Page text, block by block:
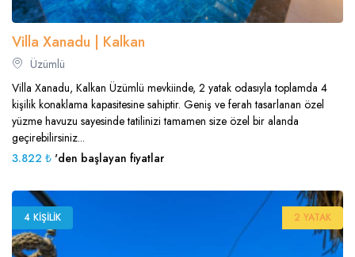
Villa Xanadu | Kalkan
Üzümlü
Villa Xanadu, Kalkan Üzümlü mevkiinde, 2 yatak odasıyla toplamda 4
kişilik konaklama kapasitesine sahiptir. Geniş ve ferah tasarlanan özel
yüzme havuzu sayesinde tatilinizi tamamen size özel bir alanda
geçirebilirsiniz...
3.822 ₺ 'den başlayan fiyatlar
4 KIŞILIK 2 YATAK